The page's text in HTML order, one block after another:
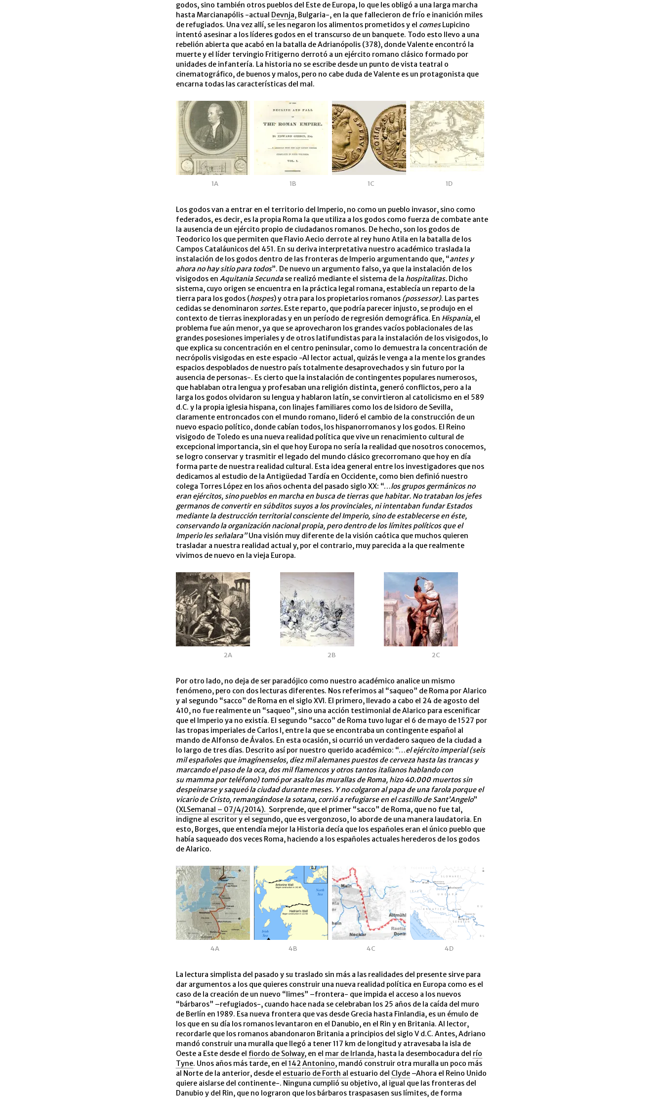
godos, sino también otros pueblos del Este de Europa, lo que les obligó a una larga marcha
hasta Marcianapólis -actual Devnja, Bulgaria-, en la que fallecieron de frío e inanición miles
de refugiados. Una vez allí, se les negaron los alimentos prometidos y el comesLupicino
intentó asesinar a los líderes godos en el transcurso de un banquete. Todo esto llevo a una
rebelión abierta que acabó en la batalla de Adrianópolis (378), donde Valente encontró la
muerte y el líder tervingio Fritigerno derrotó a un ejército romano clásico formado por
unidades de infantería. La historia no se escribe desde un punto de vista teatral o
cinematográfico, de buenos y malos, pero no cabe duda de Valente es un protagonista que
encarna todas las características del mal.
1A 1B 1C 1D
Los godos van a entrar en el territorio del Imperio, no como un pueblo invasor, sino como
federados, es decir, es la propia Roma la que utiliza a los godos como fuerza de combate ante
la ausencia de un ejército propio de ciudadanos romanos. De hecho, son los godos de
Teodorico los que permiten que Flavio Aecio derrote al rey huno Atila en la batalla de los
Campos Cataláunicos del 451. En su deriva interpretativa nuestro académico traslada la
instalación de los godos dentro de las fronteras de Imperio argumentando que, “antes y
ahora no hay sitio para todos”. De nuevo un argumento falso, ya que la instalación de los
visigodos en Aquitania Secundase realizó mediante el sistema de la hospitalitas. Dicho
sistema, cuyo origen se encuentra en la práctica legal romana, establecía un reparto de la
tierra para los godos (hospes) y otra para los propietarios romanos (possessor). Las partes
cedidas se denominaron sortes. Este reparto, que podría parecer injusto, se produjo en el
contexto de tierras inexploradas y en un período de regresión demográfica. En Hispania, el
problema fue aún menor, ya que se aprovecharon los grandes vacíos poblacionales de las
grandes posesiones imperiales y de otros latifundistas para la instalación de los visigodos, lo
que explica su concentración en el centro peninsular, como lo demuestra la concentración de
necrópolis visigodas en este espacio -Al lector actual, quizás le venga a la mente los grandes
espacios despoblados de nuestro país totalmente desaprovechados y sin futuro por la
ausencia de personas-. Es cierto que la instalación de contingentes populares numerosos,
que hablaban otra lengua y profesaban una religión distinta, generó conflictos, pero a la
larga los godos olvidaron su lengua y hablaron latín, se convirtieron al catolicismo en el 589
d.C. y la propia iglesia hispana, con linajes familiares como los de Isidoro de Sevilla,
claramente entroncados con el mundo romano, lideró el cambio de la construcción de un
nuevo espacio político, donde cabían todos, los hispanorromanos y los godos. El Reino
visigodo de Toledo es una nueva realidad política que vive un renacimiento cultural de
excepcional importancia, sin el que hoy Europa no sería la realidad que nosotros conocemos,
se logro conservar y trasmitir el legado del mundo clásico grecorromano que hoy en día
forma parte de nuestra realidad cultural. Esta idea general entre los investigadores que nos
dedicamos al estudio de la Antigüedad Tardía en Occidente, como bien definió nuestro
colega Torres López en los años ochenta del pasado siglo XX: “…los grupos germánicos no
eran ejércitos, sino pueblos en marcha en busca de tierras que habitar. No trataban los jefes
germanos de convertir en súbditos suyos a los provinciales, ni intentaban fundar Estados
mediante la destrucción territorial consciente del Imperio, sino de establecerse en éste,
conservando la organización nacional propia, pero dentro de los límites políticos que el
Imperio les señalara”Una visión muy diferente de la visión caótica que muchos quieren
trasladar a nuestra realidad actual y, por el contrario, muy parecida a la que realmente
vivimos de nuevo en la vieja Europa.
2A 2B 2C
Por otro lado, no deja de ser paradójico como nuestro académico analice un mismo
fenómeno, pero con dos lecturas diferentes. Nos referimos al “saqueo” de Roma por Alarico
y al segundo “sacco” de Roma en el siglo XVI. El primero, llevado a cabo el 24 de agosto del
410, no fue realmente un “saqueo”, sino una acción testimonial de Alarico para escenificar
que el Imperio ya no existía. El segundo “sacco” de Roma tuvo lugar el 6 de mayo de 1527 por
las tropas imperiales de Carlos I, entre la que se encontraba un contingente español al
mando de Alfonso de Ávalos. En esta ocasión, si ocurrió un verdadero saqueo de la ciudad a
lo largo de tres días. Descrito así por nuestro querido académico: “…el ejército imperial (seis
mil españoles que imagínenselos, diez mil alemanes puestos de cerveza hasta las trancas y
marcando el paso de la oca, dos mil flamencos y otros tantos italianos hablando con
sumammapor teléfono) tomó por asalto las murallas de Roma, hizo 40.000 muertos sin
despeinarse y saqueó la ciudad durante meses. Y no colgaron al papa de una farola porque el
vicario de Cristo, remangándose la sotana, corrió a refugiarse en el castillo de Sant’Angelo”
(XLSemanal – 07/4/2014). Sorprende, que el primer “sacco” de Roma, que no fue tal,
indigne al escritor y el segundo, que es vergonzoso, lo aborde de una manera laudatoria. En
esto, Borges, que entendía mejor la Historia decía que los españoles eran el único pueblo que
había saqueado dos veces Roma, haciendo a los españoles actuales herederos de los godos
de Alarico.
4A 4B 4C 4D
La lectura simplista del pasado y su traslado sin más a las realidades del presente sirve para
dar argumentos a los que quieres construir una nueva realidad política en Europa como es el
caso de la creación de un nuevo “limes” –frontera- que impida el acceso a los nuevos
“bárbaros” –refugiados-, cuando hace nada se celebraban los 25 años de la caída del muro
de Berlín en 1989. Esa nueva frontera que vas desde Grecia hasta Finlandia, es un émulo de
los que en su día los romanos levantaron en el Danubio, en el Rin y en Britania. Al lector,
recordarle que los romanos abandonaron Britania a principios del siglo V d.C. Antes, Adriano
mandó construir una muralla que llegó a tener 117 km de longitud y atravesaba la isla de
Oeste a Este desde el fiordo de Solway, en el mar de Irlanda, hasta la desembocadura del río
Tyne. Unos años más tarde, en el 142 Antonino, mandó construir otra muralla un poco más
al Norte de la anterior, desde el estuario de Forth al estuario del Clyde –Ahora el Reino Unido
quiere aislarse del continente-. Ninguna cumplió su objetivo, al igual que las fronteras del
Danubio y del Rin, que no lograron que los bárbaros traspasasen sus límites, de forma